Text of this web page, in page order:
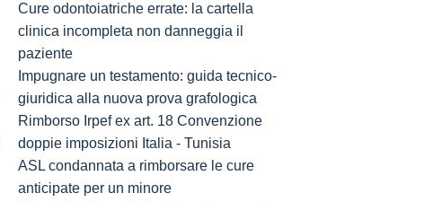
Cure odontoiatriche errate: la cartella
clinica incompleta non danneggia il
paziente
Impugnare un testamento: guida tecnico-
giuridica alla nuova prova grafologica
Rimborso Irpef ex art. 18 Convenzione
doppie imposizioni Italia - Tunisia
ASL condannata a rimborsare le cure
anticipate per un minore